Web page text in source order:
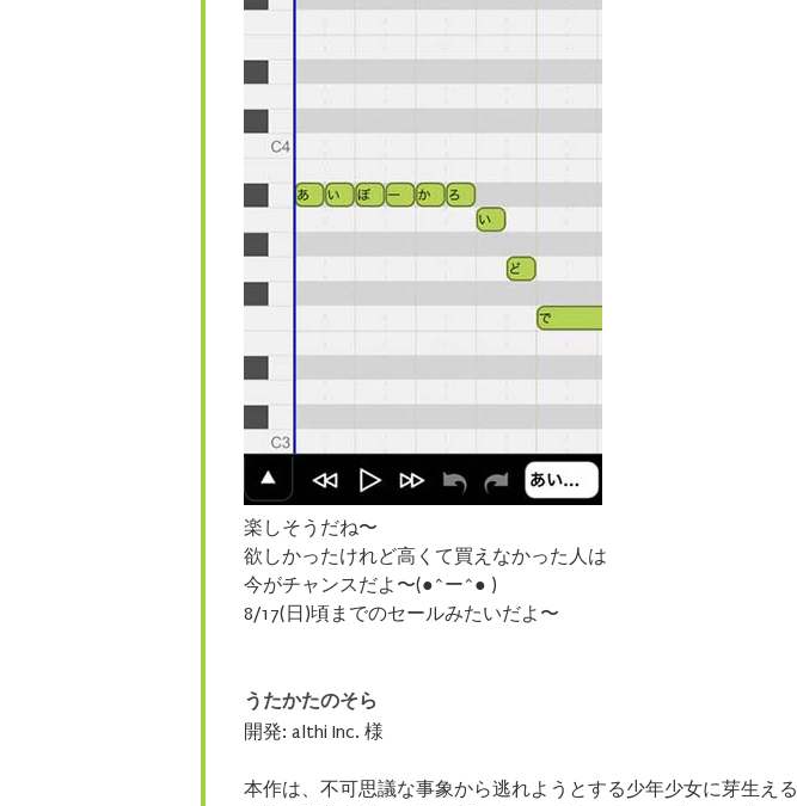
楽しそうだね〜
欲しかったけれど高くて買えなかった人は
今がチャンスだよ〜(●^ー^● )
8/17(日)頃までのセールみたいだよ〜
うたかたのそら
開発: althi Inc. 様
本作は、不可思議な事象から逃れようとする少年少女に芽生える